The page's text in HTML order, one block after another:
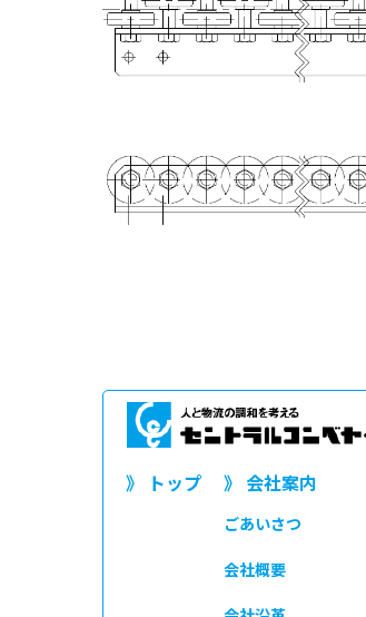
》 トップ 》 会社案内
ごあいさつ
会社概要